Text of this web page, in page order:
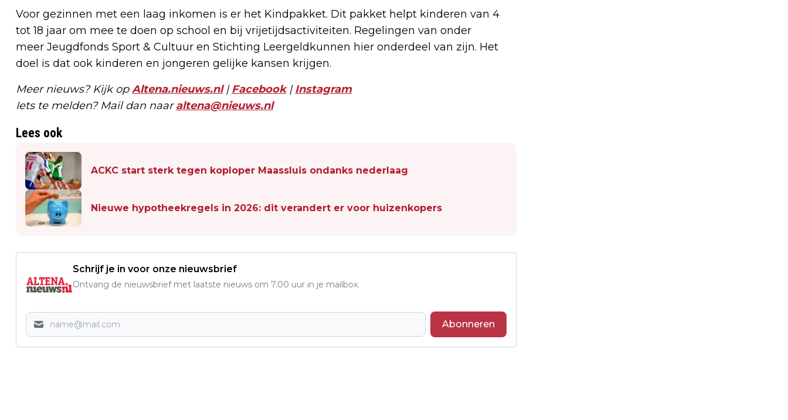
Voor gezinnen met een laag inkomen is er het Kindpakket. Dit pakket helpt kinderen van 4
tot 18 jaar om mee te doen op school en bij vrijetijdsactiviteiten. Regelingen van onder
meer Jeugdfonds Sport & Cultuur en Stichting Leergeldkunnen hier onderdeel van zijn. Het
doel is dat ook kinderen en jongeren gelijke kansen krijgen.
Meer nieuws? Kijk opAltena.nieuws.nl|Facebook|Instagram
Iets te melden? Mail dan naaraltena@nieuws.nl
Lees ook
ACKC start sterk tegen koploper Maassluis ondanks nederlaag
Nieuwe hypotheekregels in 2026: dit verandert er voor huizenkopers
Schrijf je in voor onze nieuwsbrief
Ontvang de nieuwsbrief met laatste nieuws om 7.00 uur in je mailbox.
Abonneren